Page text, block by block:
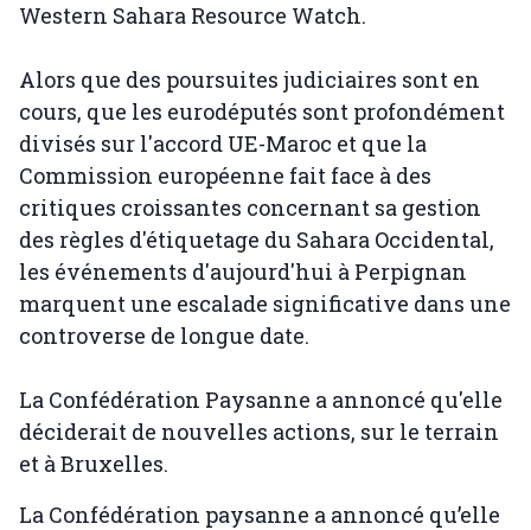
Western Sahara Resource Watch.
Alors que des poursuites judiciaires sont en
cours, que les eurodéputés sont profondément
divisés sur l'accord UE-Maroc et que la
Commission européenne fait face à des
critiques croissantes concernant sa gestion
des règles d'étiquetage du Sahara Occidental,
les événements d'aujourd'hui à Perpignan
marquent une escalade significative dans une
controverse de longue date.
La Confédération Paysanne a annoncé qu'elle
déciderait de nouvelles actions, sur le terrain
et à Bruxelles.
La Confédération paysanne a annoncé qu’elle